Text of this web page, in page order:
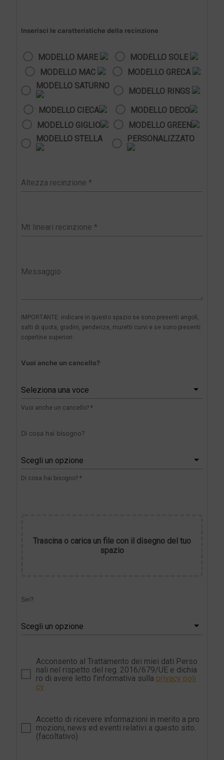
Inserisci le caratteristiche della recinzione
MODELLO MARE
MODELLO SOLE
MODELLO MAC
MODELLO GRECA
MODELLO SATURNO
MODELLO RINGS
MODELLO CIECA
MODELLO DECO
MODELLO GIGLIO
MODELLO GREEN
MODELLO STELLA
PERSONALIZZATO
IMPORTANTE: indicare in questo spazio se sono presenti angoli,
salti di quota, gradini, pendenze, muretti curvi e se sono presenti
copertine superiori.
Vuoi anche un cancello?
Seleziona una voce
Vuoi anche un cancello? *
Di cosa hai bisogno?
Scegli un opzione
Di cosa hai bisogno? *
Trascina o carica un file con il disegno del tuo
spazio
Sei?
Scegli un opzione
Acconsento al Trattamento dei miei dati Perso
nali nel rispetto del reg. 2016/679/UE e dichia
ro di avere letto l'informativa sulla privacy poli
cy
Accetto di ricevere informazioni in merito a pro
mozioni, news ed eventi relativi a questo sito.
(facoltativo)